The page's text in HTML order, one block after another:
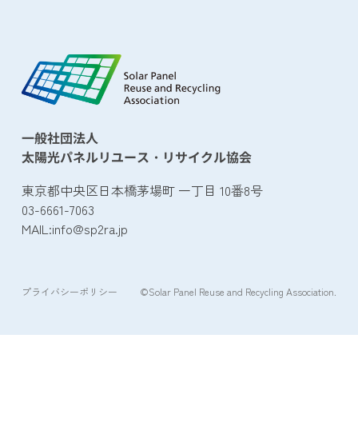
一般社団法人
太陽光パネルリユース・リサイクル協会
東京都中央区日本橋茅場町 一丁目 10番8号
03-6661-7063
MAIL:info@sp2ra.jp
©Solar Panel Reuse and Recycling Association.
プライバシーポリシー